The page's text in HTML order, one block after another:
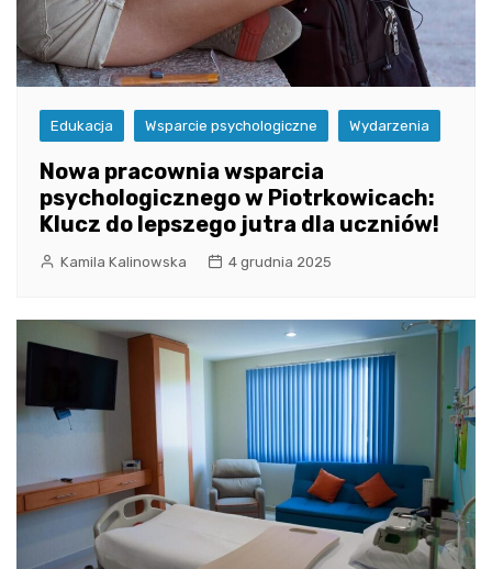
Edukacja Wsparcie psychologiczne Wydarzenia
Nowa pracownia wsparcia
psychologicznego w Piotrkowicach:
Klucz do lepszego jutra dla uczniów!
Kamila Kalinowska 4 grudnia 2025